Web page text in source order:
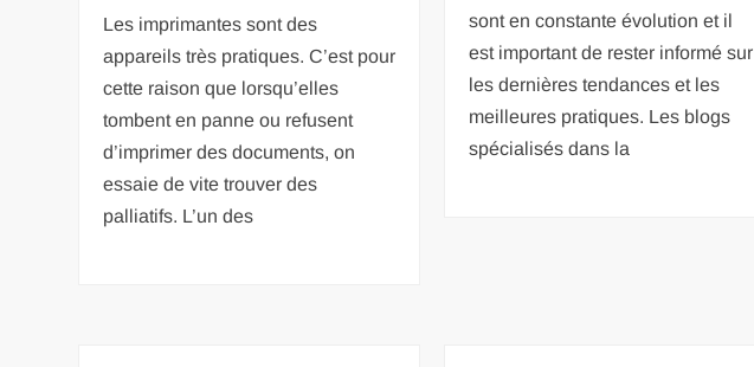
Les imprimantes sont des
appareils très pratiques. C’est pour
cette raison que lorsqu’elles
tombent en panne ou refusent
d’imprimer des documents, on
essaie de vite trouver des
palliatifs. L’un des
sont en constante évolution et il
est important de rester informé sur
les dernières tendances et les
meilleures pratiques. Les blogs
spécialisés dans la